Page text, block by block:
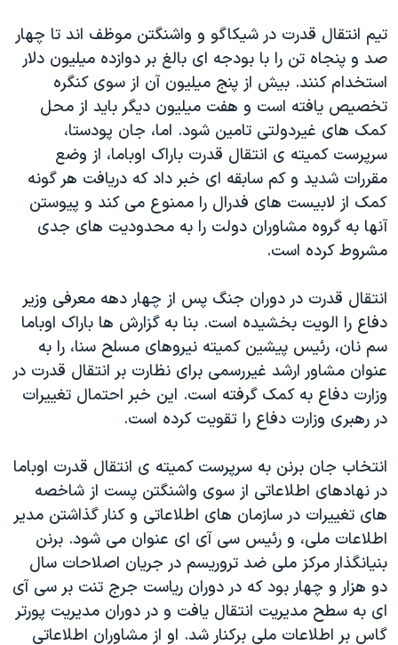
تیم انتقال قدرت در شیکاگو و واشنگتن موظف اند تا چهار
صد و پنجاه تن را با بودجه ای بالغ بر دوازده میلیون دلار
استخدام کنند. بیش از پنج میلیون آن از سوی کنگره
تخصیص یافته است و هفت میلیون دیگر باید از محل
کمک های غیردولتی تامین شود. اما، جان پودستا،
سرپرست کمیته ی انتقال قدرت باراک اوباما، از وضع
مقررات شدید و کم سابقه ای خبر داد که دریافت هر گونه
کمک از لابیست های فدرال را ممنوع می کند و پیوستن
آنها به گروه مشاوران دولت را به محدودیت های جدی
مشروط کرده است.
انتقال قدرت در دوران جنگ پس از چهار دهه معرفی وزیر
دفاع را الویت بخشیده است. بنا به گزارش ها باراک اوباما
سم نان، رئیس پیشین کمیته نیروهای مسلح سنا، را به
عنوان مشاور ارشد غیررسمی برای نظارت بر انتقال قدرت در
وزارت دفاع به کمک گرفته است. این خبر احتمال تغییرات
در رهبری وزارت دفاع را تقویت کرده است.
انتخاب جان برنن به سرپرست کمیته ی انتقال قدرت اوباما
در نهادهای اطلاعاتی از سوی واشنگتن پست از شاخصه
های تغییرات در سازمان های اطلاعاتی و کنار گذاشتن مدیر
اطلاعات ملی، و رئیس سی آی ای عنوان می شود. برنن
بنیانگذار مرکز ملی ضد تروریسم در جریان اصلاحات سال
دو هزار و چهار بود که در دوران ریاست جرج تنت بر سی آی
ای به سطح مدیریت انتقال یافت و در دوران مدیریت پورتر
گاس بر اطلاعات ملی برکنار شد. او از مشاوران اطلاعاتی